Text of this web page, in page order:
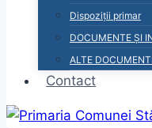
Dispoziții primar
DOCUMENTE ȘI
ALTE
Contact